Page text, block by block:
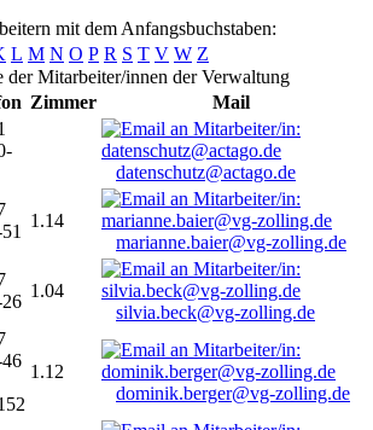
mit dem Anfangsbuchstaben:
L M N O P R S T V W Z
der Mitarbeiter/innen der Verwaltung
Zimmer
Mail
datenschutz@actago.de
1.14
marianne.baier@vg-zolling.de
1.04
silvia.beck@vg-zolling.de
1.12
dominik.berger@vg-zolling.de